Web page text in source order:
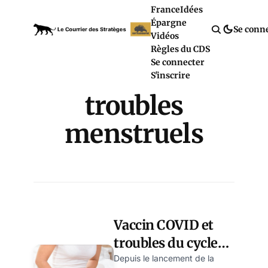
FranceIdées
Épargne
Vidéos
Règles du CDS
Se connecter
S'inscrire
Se
troubles
menstruels
Vaccin COVID et
troubles du cycle
féminin : le
Depuis le lancement de la